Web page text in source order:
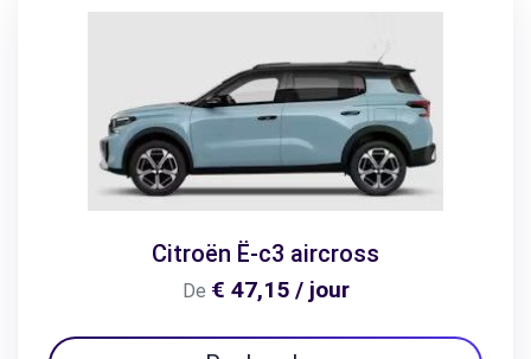
Citroën Ë-c3 aircross
De € 47,15 / jour